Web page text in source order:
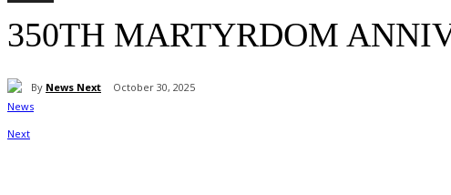
350TH MARTYRDOM
By News Next October 30, 2025